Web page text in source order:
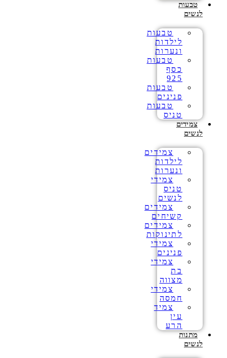
טבעות
לנשים
טבעות
לילדות
ונערות
טבעות
כסף
925
טבעות
פנינים
טבעות
טניס
צמידים
לנשים
צמידים
לילדות
ונערות
צמידי
טניס
לנשים
צמידים
קשיחים
צמידים
לתינוקות
צמידי
פנינים
צמידי
בת
מצווה
צמידי
חמסה
צמיד
עין
הרע
מתנות
לנשים